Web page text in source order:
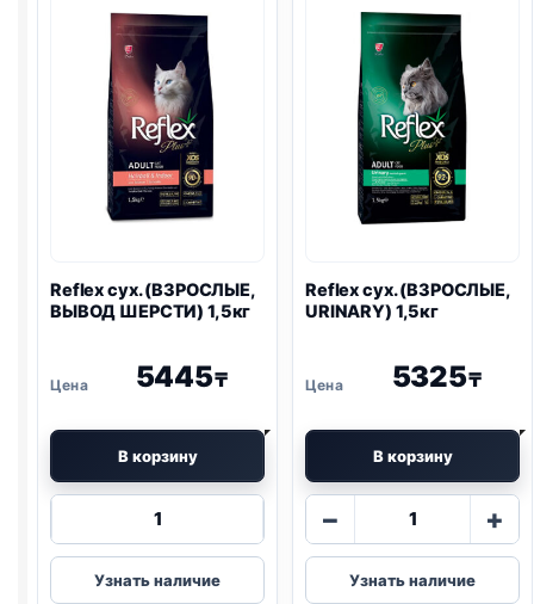
1кг
Reflex сух. (ВЗРОСЛЫЕ,
ВЫВОД ШЕРСТИ) 1,5кг
5445₸
В корзину
Количество
Reflex
сух.
Узнать наличие
Reflex сух. (ВЗРОСЛЫЕ,
URINARY) 1,5кг
5325₸
В корзину
−
Количество
Reflex
сух.
+
Узнать наличие